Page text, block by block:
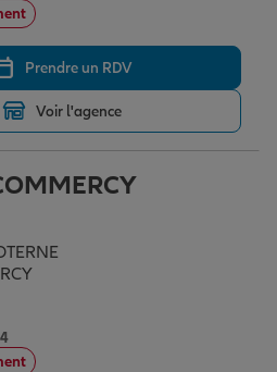
Prendre un RDV
Voir l'agence